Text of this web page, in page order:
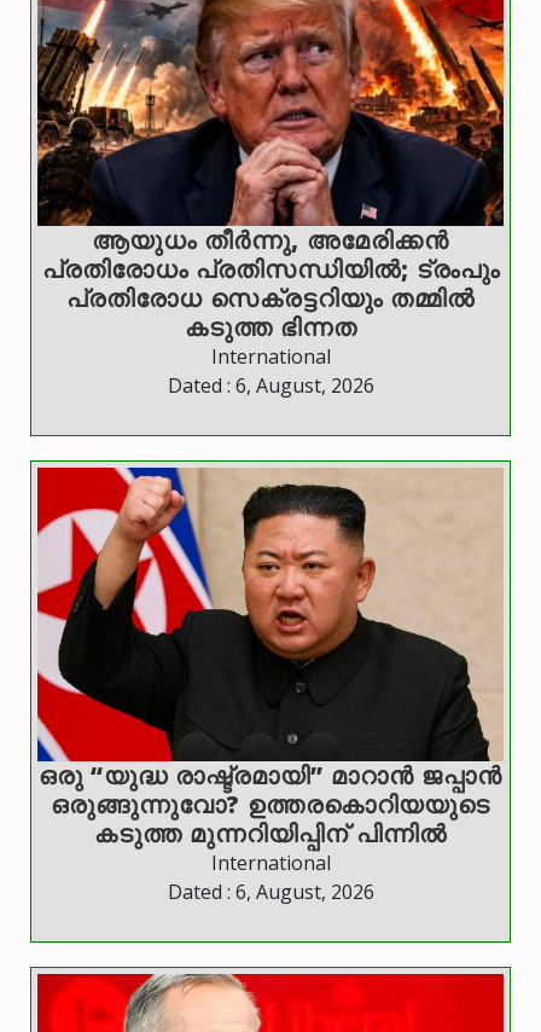
ആയുധം തീർന്നു, അമേരിക്കൻ
പ്രതിരോധം പ്രതിസന്ധിയിൽ; ട്രംപും
പ്രതിരോധ സെക്രട്ടറിയും തമ്മിൽ
കടുത്ത ഭിന്നത
International
Dated : 6, August, 2026
ഒരു “യുദ്ധ രാഷ്ട്രമായി” മാറാൻ ജപ്പാൻ
ഒരുങ്ങുന്നുവോ? ഉത്തരകൊറിയയുടെ
കടുത്ത മുന്നറിയിപ്പിന് പിന്നിൽ
International
Dated : 6, August, 2026